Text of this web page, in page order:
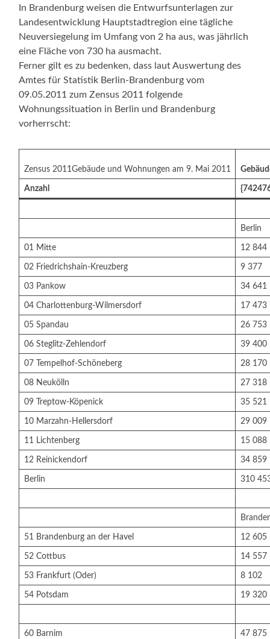
In Brandenburg weisen die Entwurfsunterlagen zur
Landesentwicklung Hauptstadtregion eine tägliche
Neuversiegelung im Umfang von 2 ha aus, was jährlich
eine Fläche von 730 ha ausmacht.
Ferner gilt es zu bedenken, dass laut Auswertung des
Amtes für Statistik Berlin-Brandenburg vom
09.05.2011 zum Zensus 2011 folgende
Wohnungssituation in Berlin und Brandenburg
vorherrscht:
Zensus 2011Gebäude und Wohnungen am 9. Mai 2011
Anzahl
Berlin
01 Mitte 12 844
02 Friedrichshain-Kreuzberg 9 377
03 Pankow 34 641
04 Charlottenburg-Wilmersdorf 17 473
05 Spandau 26 753
06 Steglitz-Zehlendorf 39 400
07 Tempelhof-Schöneberg 28 170
08 Neukölln 27 318
09 Treptow-Köpenick 35 521
10 Marzahn-Hellersdorf 29 009
11 Lichtenberg 15 088
12 Reinickendorf 34 859
Berlin 310
51 Brandenburg an der Havel 12 605
52 Cottbus 14 557
53 Frankfurt (Oder) 8 102
54 Potsdam 19 320
60 Barnim 47 875